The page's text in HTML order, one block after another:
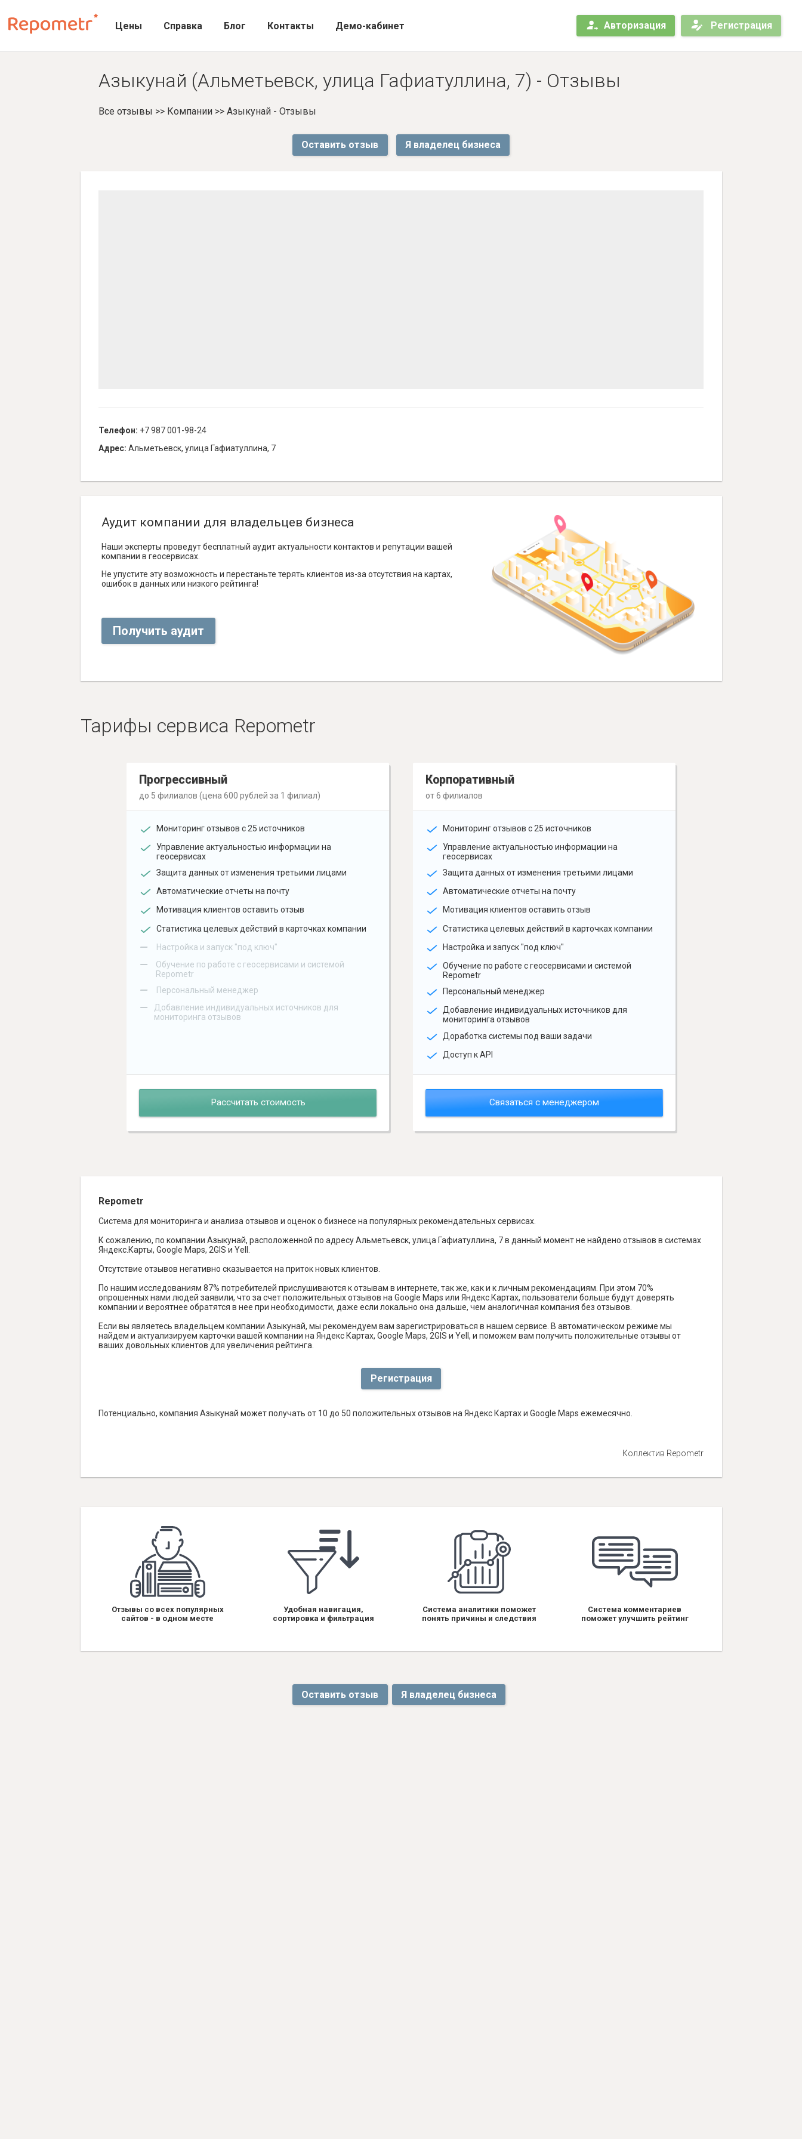
Цены Справка Блог Контакты Демо-кабинет Авторизация Регистрация
Азыкунай (Альметьевск, улица Гафиатуллина, 7) - Отзывы
Все отзывы >> Компании>> Азыкунай - Отзывы
Оставить отзыв Я владелец бизнеса
Телефон: +7 987 001-98-24
Адрес: Альметьевск, улица Гафиатуллина, 7
Аудит компании для владельцев бизнеса
Наши эксперты проведут бесплатный аудит актуальности контактов и репутации вашей
компании в геосервисах.
Не упустите эту возможность и перестаньте терять клиентов из-за отсутствия на картах,
ошибок в данных или низкого рейтинга!
Получить аудит
Тарифы сервиса Repometr
Прогрессивный
до 5 филиалов (цена 600 рублей за 1 филиал)
Мониторинг отзывов с 25 источников
Управление актуальностью информации на
геосервисах
Защита данных от изменения третьими лицами
Автоматические отчеты на почту
Мотивация клиентов оставить отзыв
Статистика целевых действий в карточках компании
– Настройка и запуск "под ключ"
–
Обучение по работе с геосервисами и системой
Repometr
– Персональный менеджер
–
Добавление индивидуальных источников для
мониторинга отзывов
Рассчитать стоимость
Корпоративный
от 6 филиалов
Мониторинг отзывов с 25 источников
Управление актуальностью информации на
геосервисах
Защита данных от изменения третьими лицами
Автоматические отчеты на почту
Мотивация клиентов оставить отзыв
Статистика целевых действий в карточках компании
Настройка и запуск "под ключ"
Обучение по работе с геосервисами и системой
Repometr
Персональный менеджер
Добавление индивидуальных источников для
мониторинга отзывов
Доработка системы под ваши задачи
Доступ к API
Связаться с менеджером
Repometr
Система для мониторинга и анализа отзывов и оценок о бизнесе на популярных рекомендательных сервисах.
К сожалению, по компании Азыкунай, расположенной по адресу Альметьевск, улица Гафиатуллина, 7 в данный момент не найдено отзывов в системах
Яндекс.Карты, Google Maps, 2GIS и Yell.
Отсутствие отзывов негативно сказывается на приток новых клиентов.
По нашим исследованиям 87% потребителей прислушиваются к отзывам в интернете, так же, как и к личным рекомендациям. При этом 70%
опрошенных нами людей заявили, что за счет положительных отзывов на Google Maps или Яндекс.Картах, пользователи больше будут доверять
компании и вероятнее обратятся в нее при необходимости, даже если локально она дальше, чем аналогичная компания без отзывов.
Если вы являетесь владельцем компании Азыкунай, мы рекомендуем вам зарегистрироваться в нашем сервисе. В автоматическом режиме мы
найдем и актуализируем карточки вашей компании на Яндекс Картах, Google Maps, 2GIS и Yell, и поможем вам получить положительные отзывы от
ваших довольных клиентов для увеличения рейтинга.
Регистрация
Потенциально, компания Азыкунай может получать от 10 до 50 положительных отзывов на Яндекс Картах и Google Maps ежемесячно.
Коллектив Repometr
Отзывы со всех популярных
сайтов - в одном месте
Удобная навигация,
сортировка и фильтрация
Система аналитики поможет
понять причины и следствия
Система комментариев
поможет улучшить рейтинг
Оставить отзыв Я владелец бизнеса